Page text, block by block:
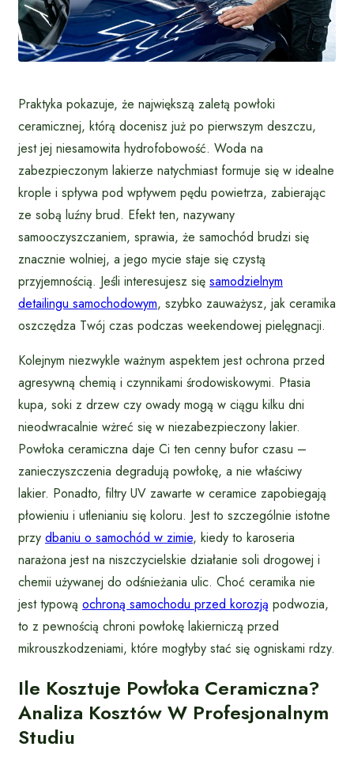
Praktyka pokazuje, że największą zaletą powłoki
ceramicznej, którą docenisz już po pierwszym deszczu,
jest jej niesamowita hydrofobowość. Woda na
zabezpieczonym lakierze natychmiast formuje się w idealne
krople i spływa pod wpływem pędu powietrza, zabierając
ze sobą luźny brud. Efekt ten, nazywany
samooczyszczaniem, sprawia, że samochód brudzi się
znacznie wolniej, a jego mycie staje się czystą
przyjemnością. Jeśli interesujesz się samodzielnym
detailingu samochodowym, szybko zauważysz, jak ceramika
oszczędza Twój czas podczas weekendowej pielęgnacji.
Kolejnym niezwykle ważnym aspektem jest ochrona przed
agresywną chemią i czynnikami środowiskowymi. Ptasia
kupa, soki z drzew czy owady mogą w ciągu kilku dni
nieodwracalnie wżreć się w niezabezpieczony lakier.
Powłoka ceramiczna daje Ci ten cenny bufor czasu –
zanieczyszczenia degradują powłokę, a nie właściwy
lakier. Ponadto, filtry UV zawarte w ceramice zapobiegają
płowieniu i utlenianiu się koloru. Jest to szczególnie istotne
przy dbaniu o samochód w zimie, kiedy to karoseria
narażona jest na niszczycielskie działanie soli drogowej i
chemii używanej do odśnieżania ulic. Choć ceramika nie
jest typową ochroną samochodu przed korozją podwozia,
to z pewnością chroni powłokę lakierniczą przed
mikrouszkodzeniami, które mogłyby stać się ogniskami rdzy.
Ile Kosztuje Powłoka Ceramiczna?
Analiza Kosztów W Profesjonalnym
Studiu